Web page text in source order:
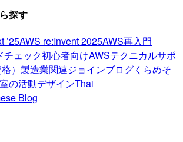
探す
’25AWS re:Invent 2025AWS再入門
チェック初心者向けAWSテクニカルサポ
） 製造業関連ジョインブログくらめそ
の活動デザインThai
Blog